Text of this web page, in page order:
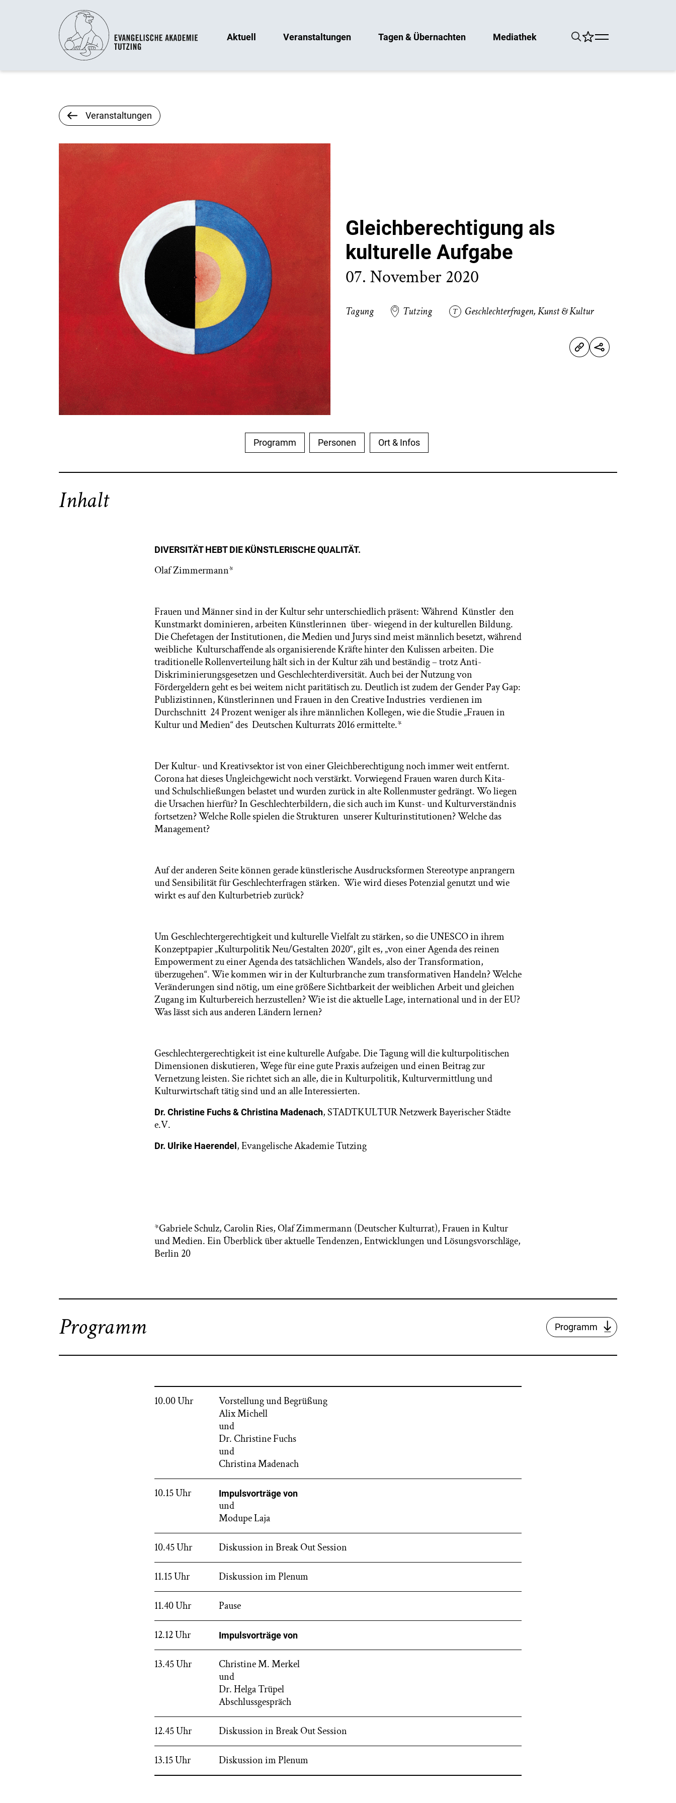
Aktuell Veranstaltungen Tagen & Übernachten Mediathek
Veranstaltungen
Gleichberechtigung als
kulturelle Aufgabe
07. November 2020
Tagung Tutzing Geschlechterfragen,Kunst & Kultur
Programm Personen Ort & Infos
Inhalt
DIVERSITÄT HEBT DIE KÜNSTLERISCHE QUALITÄT.
Olaf Zimmermann*
Frauen und Männer sind in der Kultur sehr unterschiedlich präsent: Während Künstler den
Kunstmarkt dominieren, arbeiten Künstlerinnen über- wiegend in der kulturellen Bildung.
Die Chefetagen der Institutionen, die Medien und Jurys sind meist männlich besetzt, während
weibliche Kulturschaffende als organisierende Kräfte hinter den Kulissen arbeiten. Die
traditionelle Rollenverteilung hält sich in der Kultur zäh und beständig – trotz Anti-
Diskriminierungsgesetzen und Geschlechterdiversität. Auch bei der Nutzung von
Fördergeldern geht es bei weitem nicht paritätisch zu. Deutlich ist zudem der Gender Pay Gap:
Publizistinnen, Künstlerinnen und Frauen in den Creative Industries verdienen im
Durchschnitt 24 Prozent weniger als ihre männlichen Kollegen, wie die Studie „Frauen in
Kultur und Medien“ des Deutschen Kulturrats 2016 ermittelte.*
Der Kultur- und Kreativsektor ist von einer Gleichberechtigung noch immer weit entfernt.
Corona hat dieses Ungleichgewicht noch verstärkt. Vorwiegend Frauen waren durch Kita-
und Schulschließungen belastet und wurden zurück in alte Rollenmuster gedrängt. Wo liegen
die Ursachen hierfür? In Geschlechterbildern, die sich auch im Kunst- und Kulturverständnis
fortsetzen? Welche Rolle spielen die Strukturen unserer Kulturinstitutionen? Welche das
Management?
Auf der anderen Seite können gerade künstlerische Ausdrucksformen Stereotype anprangern
und Sensibilität für Geschlechterfragen stärken. Wie wird dieses Potenzial genutzt und wie
wirkt es auf den Kulturbetrieb zurück?
Um Geschlechtergerechtigkeit und kulturelle Vielfalt zu stärken, so die UNESCO in ihrem
Konzeptpapier „Kulturpolitik Neu/Gestalten 2020“, gilt es, „von einer Agenda des reinen
Empowerment zu einer Agenda des tatsächlichen Wandels, also der Transformation,
überzugehen“. Wie kommen wir in der Kulturbranche zum transformativen Handeln? Welche
Veränderungen sind nötig, um eine größere Sichtbarkeit der weiblichen Arbeit und gleichen
Zugang im Kulturbereich herzustellen? Wie ist die aktuelle Lage, international und in der EU?
Was lässt sich aus anderen Ländern lernen?
Geschlechtergerechtigkeit ist eine kulturelle Aufgabe. Die Tagung will die kulturpolitischen
Dimensionen diskutieren, Wege für eine gute Praxis aufzeigen und einen Beitrag zur
Vernetzung leisten. Sie richtet sich an alle, die in Kulturpolitik, Kulturvermittlung und
Kulturwirtschaft tätig sind und an alle Interessierten.
Dr. Christine Fuchs & Christina Madenach, STADTKULTUR Netzwerk Bayerischer Städte
e.V.
Dr. Ulrike Haerendel , Evangelische Akademie Tutzing
*Gabriele Schulz, Carolin Ries, Olaf Zimmermann (Deutscher Kulturrat), Frauen in Kultur
und Medien. Ein Überblick über aktuelle Tendenzen, Entwicklungen und Lösungsvorschläge,
Berlin 20
Programm Programm
10.00 Uhr
Vorstellung und Begrüßung
Alix Michell
und
Dr. Christine Fuchs
und
Christina Madenach
10.15 Uhr Impulsvorträge von
und
Modupe Laja
10.45 Uhr Diskussion in Break Out Session
11.15 Uhr Diskussion im Plenum
11.40 Uhr Pause
12.12 Uhr Impulsvorträge von
13.45 Uhr
Christine M. Merkel
und
Dr. Helga Trüpel
Abschlussgespräch
12.45 Uhr Diskussion in Break Out Session
13.15 Uhr Diskussion im Plenum